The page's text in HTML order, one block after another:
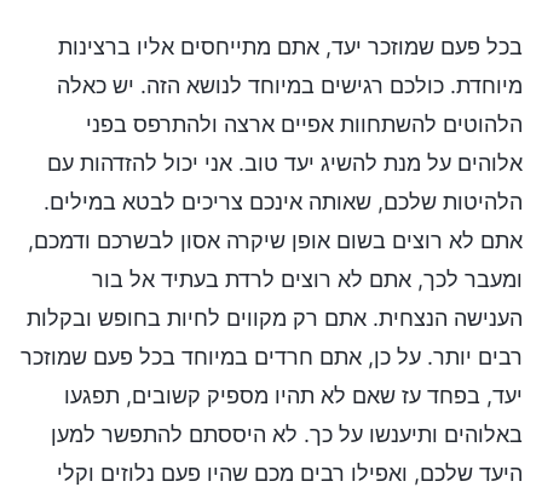
בכל פעם שמוזכר יעד, אתם מתייחסים אליו ברצינות
מיוחדת. כולכם רגישים במיוחד לנושא הזה. יש כאלה
הלהוטים להשתחוות אפיים ארצה ולהתרפס בפני
אלוהים על מנת להשיג יעד טוב. אני יכול להזדהות עם
הלהיטות שלכם, שאותה אינכם צריכים לבטא במילים.
אתם לא רוצים בשום אופן שיקרה אסון לבשרכם ודמכם,
ומעבר לכך, אתם לא רוצים לרדת בעתיד אל בור
הענישה הנצחית. אתם רק מקווים לחיות בחופש ובקלות
רבים יותר. על כן, אתם חרדים במיוחד בכל פעם שמוזכר
יעד, בפחד עז שאם לא תהיו מספיק קשובים, תפגעו
באלוהים ותיענשו על כך. לא היססתם להתפשר למען
היעד שלכם, ואפילו רבים מכם שהיו פעם נלוזים וקלי